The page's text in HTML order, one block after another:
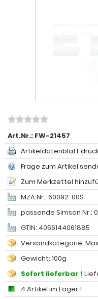
Art.Nr.: FW-21457
Artikeldatenblatt
Frage zum Artikel
Zum Merkzettel
MZA Nr.: 60092-00S
passende Simson Nr.:
GTIN: 4056144061885
Versandkategorie:
Gewicht: 100g
Sofort lieferbar !
4 Artikel im Lager !